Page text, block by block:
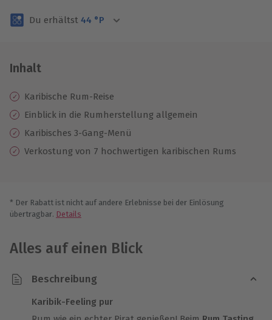
Du erhältst 44 °P
Inhalt
Karibische Rum-Reise
Einblick in die Rumherstellung allgemein
Karibisches 3-Gang-Menü
Verkostung von 7 hochwertigen karibischen Rums
* Der Rabatt ist nicht auf andere Erlebnisse bei der Einlösung
übertragbar. Details
Alles auf einen Blick
Beschreibung
Karibik-Feeling pur